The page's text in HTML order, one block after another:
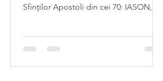
Sfinților Apostoli din cei 70: IASON,